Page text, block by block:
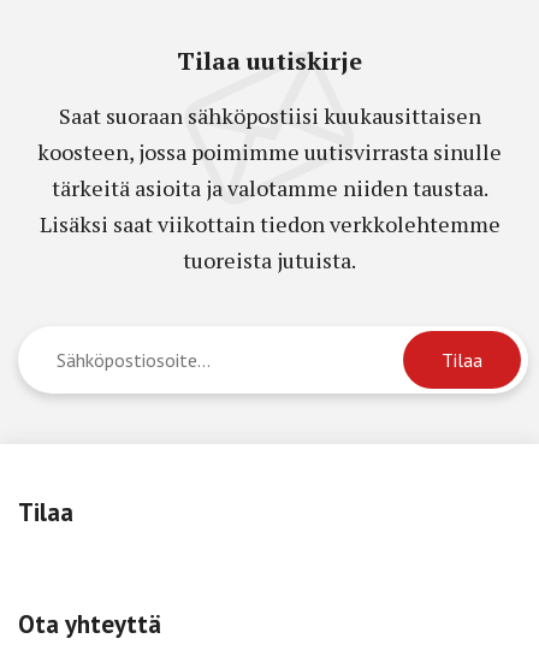
Tilaa uutiskirje
Saat suoraan sähköpostiisi kuukausittaisen
koosteen, jossa poimimme uutisvirrasta sinulle
tärkeitä asioita ja valotamme niiden taustaa.
Lisäksi saat viikottain tiedon verkkolehtemme
tuoreista jutuista.
Tilaa
Ota yhteyttä